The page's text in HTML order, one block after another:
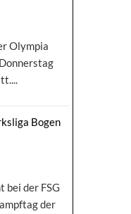
Olympia
Bogen
bei der FSG
der